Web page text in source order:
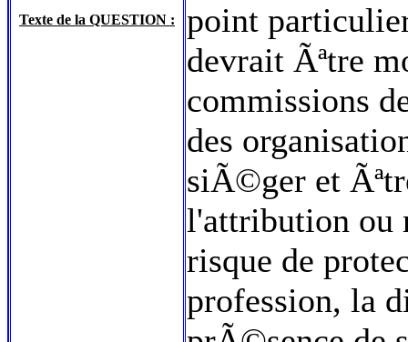
Texte de la QUESTION :
point
devrait Ãªtre
commissions
des
siÃ©ger et
l'attribution ou
risque de
profession, la